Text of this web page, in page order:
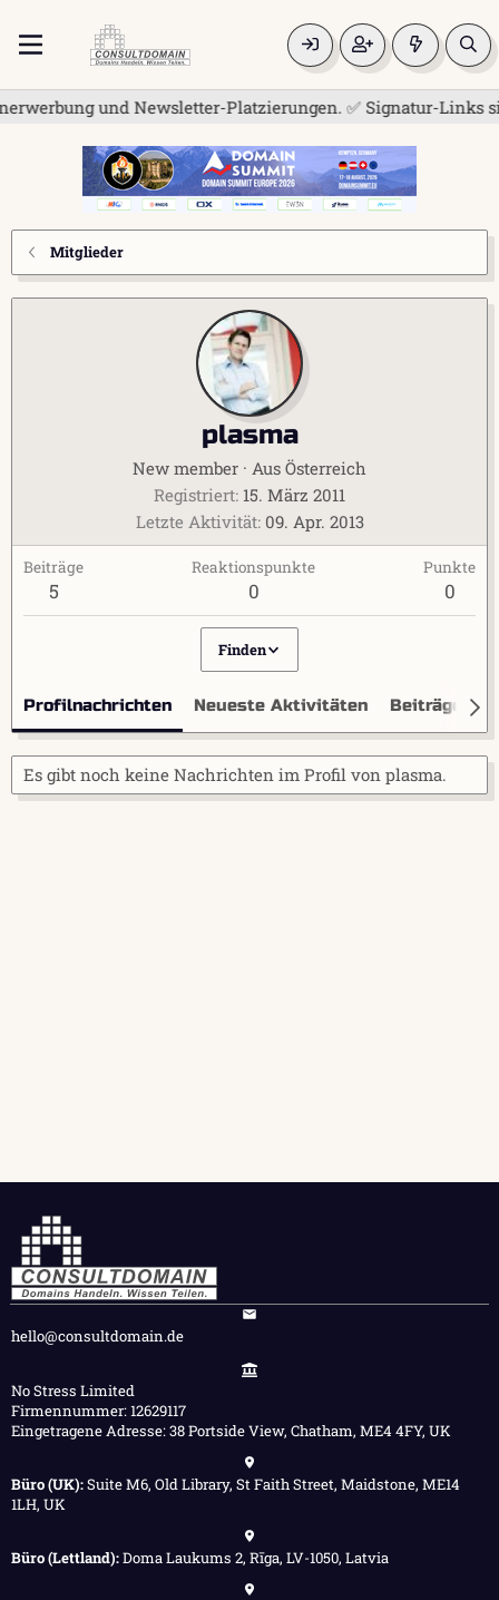
und Newsletter-Platzierungen. ✅ Signatur-Links
Mitglieder
plasma
New member · Aus Österreich
Registriert 15. März 2011
Letzte Aktivität 09. Apr. 2013
Beiträge
5
Reaktionspunkte
0
Punkte
0
Finden
Profilnachrichten Neueste Aktivitäten Beiträge
Es gibt noch keine Nachrichten im Profil von plasma.
hello@consultdomain.de
No Stress Limited
Firmennummer: 12629117
Eingetragene Adresse: 38 Portside View, Chatham, ME4 4FY, UK
Büro (UK):Suite M6, Old Library, St Faith Street, Maidstone, ME14
1LH, UK
Büro (Lettland):Doma Laukums 2, Rīga, LV-1050, Latvia